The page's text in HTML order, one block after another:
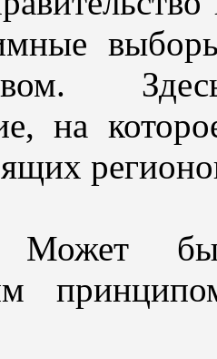
на